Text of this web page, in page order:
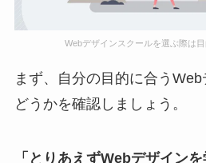
Webデザインスクールを選ぶ際は
まず、自分の目的に合う
どうかを確認しましょう。
「とりあえずWebデザイン